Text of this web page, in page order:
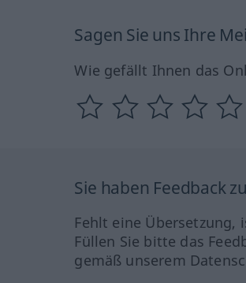
Sagen Sie uns Ihre
Wie gefällt Ihnen das
Sie haben Feedback
Fehlt eine Übersetzung,
Füllen Sie bitte das
gemäß unserem